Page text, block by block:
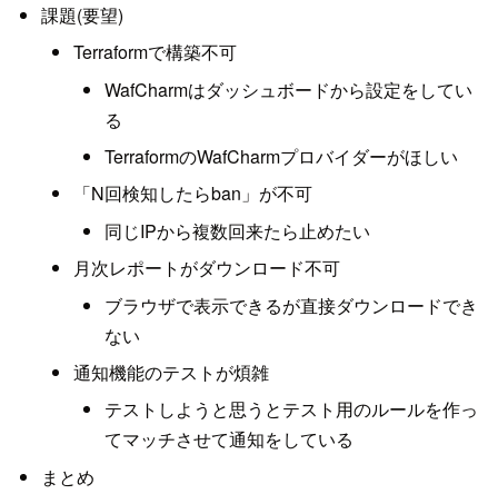
課題(要望)
Terraformで構築不可
WafCharmはダッシュボードから設定をしてい
る
TerraformのWafCharmプロバイダーがほしい
「N回検知したらban」が不可
同じIPから複数回来たら止めたい
月次レポートがダウンロード不可
ブラウザで表示できるが直接ダウンロードでき
ない
通知機能のテストが煩雑
テストしようと思うとテスト用のルールを作っ
てマッチさせて通知をしている
まとめ